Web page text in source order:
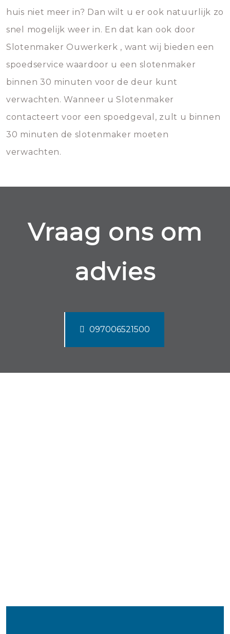
huis niet meer in? Dan wilt u er ook natuurlijk zo
snel mogelijk weer in. En dat kan ook door
Slotenmaker Ouwerkerk , want wij bieden een
spoedservice waardoor u een slotenmaker
binnen 30 minuten voor de deur kunt
verwachten. Wanneer u Slotenmaker
contacteert voor een spoedgeval, zult u binnen
30 minuten de slotenmaker moeten
verwachten.
Vraag ons om
advies
097006521500